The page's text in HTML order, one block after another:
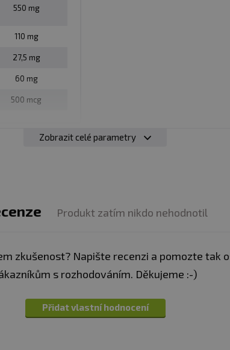
zejména pro sportovce. Není náhradou
°C. Nevystavujte přímému slunečnímu
550 mg
110 mg
27,5 mg
60 mg
500 mcg
Zobrazit celé parametry
Produkt zatím nikdo nehodnotil
zkušenost? Napište recenzi a pomozte tak
s rozhodováním. Děkujeme :-)
Přidat vlastní hodnocení